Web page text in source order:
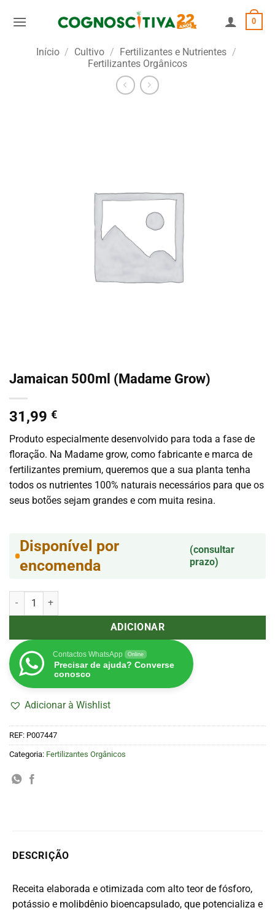
0
Início / Cultivo / Fertilizantes e Nutrientes /
Fertilizantes Orgânicos
Jamaican 500ml (Madame Grow)
31,99 €
Produto especialmente desenvolvido para toda a fase de
floração. Na Madame grow, como fabricante e marca de
fertilizantes premium, queremos que a sua planta tenha
todos os nutrientes 100% naturais necessários para que os
seus botões sejam grandes e com muita resina.
Disponível por
encomenda
(consultar
prazo)
Quantidade de Jamaican 500ml (Madame Grow)
ADICIONAR
Contactos WhatsApp Online
Precisar de ajuda? Converse
conosco
Adicionar à Wishlist
REF: P007447
Categoria: Fertilizantes Orgânicos
DESCRIÇÃO
Receita elaborada e otimizada com alto teor de fósforo,
potássio e molibdênio bioencapsulado, que potencializa e